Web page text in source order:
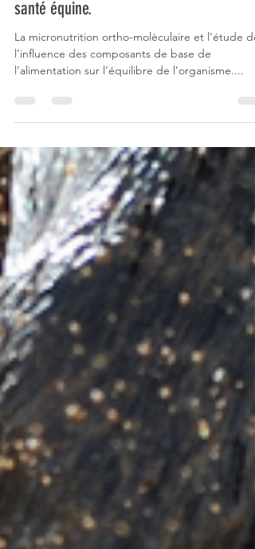
moléculaire. Un nouveau regard sur la
santé équine.
La micronutrition ortho-molèculaire et l'étude de
l’alimentation sur l’équilibre de l’organisme....